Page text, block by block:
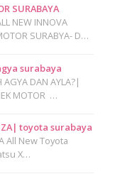
SURABAYA
NEW INNOVA
SURABYA- D…
surabaya
DAN AYLA?|
MOTOR …
toyota surabaya
All New Toyota
X…